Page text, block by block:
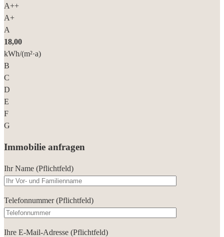
A++
A+
A
18,00
kWh/(m²·a)
B
C
D
E
F
G
Immobilie anfragen
Ihr Name (Pflichtfeld)
Telefonnummer (Pflichtfeld)
Ihre E-Mail-Adresse (Pflichtfeld)